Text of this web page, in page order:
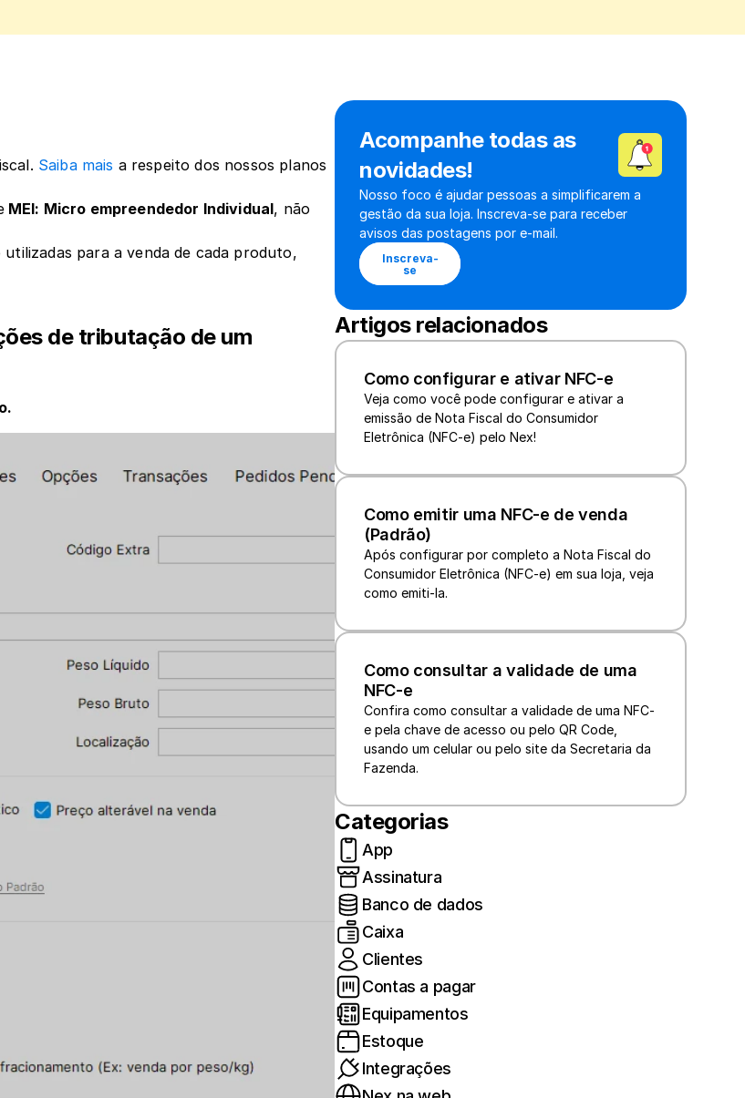
Saiba mais a respeito dos nossos planos
MEI: Micro empreendedor Individual, não
utilizadas para a venda de cada produto,
de tributação de um
Acompanhe todas as
novidades!
Nosso foco é ajudar pessoas a simplificarem a
gestão da sua loja. Inscreva-se para receber
avisos das postagens por e-mail.
Inscreva-
se
Artigos relacionados
Como configurar e ativar NFC-e
Veja como você pode configurar e ativar a
emissão de Nota Fiscal do Consumidor
Eletrônica (NFC-e) pelo Nex!
Como emitir uma NFC-e de venda
(Padrão)
Após configurar por completo a Nota Fiscal do
Consumidor Eletrônica (NFC-e) em sua loja, veja
como emiti-la.
Como consultar a validade de uma
NFC-e
Confira como consultar a validade de uma NFC-
e pela chave de acesso ou pelo QR Code,
usando um celular ou pelo site da Secretaria da
Fazenda.
Categorias
App
Assinatura
Banco de dados
Caixa
Clientes
Contas a pagar
Equipamentos
Estoque
Integrações